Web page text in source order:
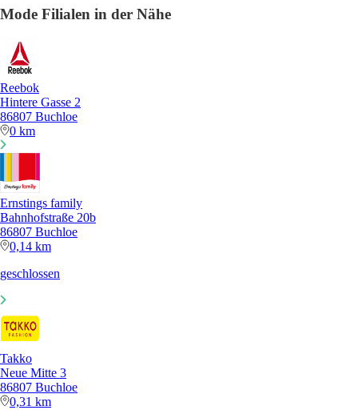
Mode Filialen in der Nähe
Reebok
Hintere Gasse 2
86807 Buchloe
0 km
Ernstings family
Bahnhofstraße 20b
86807 Buchloe
0,14 km
geschlossen
Takko
Neue Mitte 3
86807 Buchloe
0,31 km